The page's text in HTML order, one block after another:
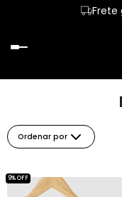
Frete
Ordenar por
9% OFF